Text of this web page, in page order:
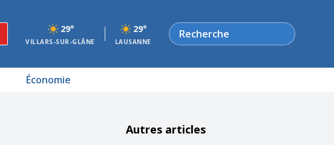
29°
VILLARS-SUR-GLÂNE
29°
LAUSANNE
Rechercher
Économie
Autres articles